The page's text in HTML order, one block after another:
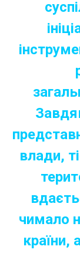
влади,
чимало
країни,